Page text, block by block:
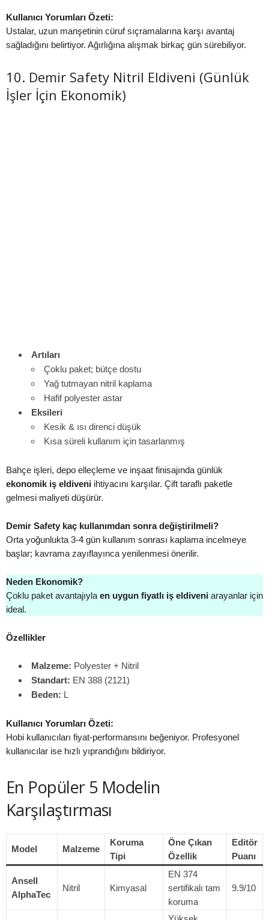
Kullanıcı Yorumları Özeti:
Ustalar, uzun manşetinin cüruf sıçramalarına karşı avantaj
sağladığını belirtiyor. Ağırlığına alışmak birkaç gün sürebiliyor.
10. Demir Safety Nitril Eldiveni (Günlük
İşler İçin Ekonomik)
Artıları
Çoklu paket; bütçe dostu
Yağ tutmayan nitril kaplama
Hafif polyester astar
Eksileri
Kesik & ısı direnci düşük
Kısa süreli kullanım için tasarlanmış
Bahçe işleri, depo elleçleme ve inşaat finisajında günlük
ekonomik iş eldiveni ihtiyacını karşılar. Çift taraflı paketle
gelmesi maliyeti düşürür.
Demir Safety kaç kullanımdan sonra değiştirilmeli?
Orta yoğunlukta 3-4 gün kullanım sonrası kaplama incelmeye
başlar; kavrama zayıflayınca yenilenmesi önerilir.
Neden Ekonomik?
Çoklu paket avantajıyla en uygun fiyatlı iş eldiveni arayanlar için
ideal.
Özellikler
Malzeme: Polyester + Nitril
Standart: EN 388 (2121)
Beden: L
Kullanıcı Yorumları Özeti:
Hobi kullanıcıları fiyat-performansını beğeniyor. Profesyonel
kullanıcılar ise hızlı yıprandığını bildiriyor.
En Popüler 5 Modelin
Karşılaştırması
Model Malzeme
Koruma
Tipi
Öne Çıkan
Özellik
Editör
Puanı
Ansell
AlphaTec
Nitril Kimyasal
EN 374
sertifikalı tam
koruma
9.9/10